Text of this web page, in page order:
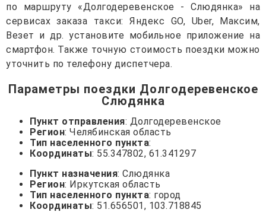
по маршруту «Долгодеревенское - Слюдянка» на
сервисах заказа такси: Яндекс GO, Uber, Максим,
Везет и др. установите мобильное приложение на
смартфон. Также точную стоимость поездки можно
уточнить по телефону диспетчера.
Параметры поездки Долгодеревенское
Слюдянка
Пункт отправления: Долгодеревенское
Регион: Челябинская область
Тип населенного пункта:
Координаты: 55.347802, 61.341297
Пункт назначения: Слюдянка
Регион: Иркутская область
Тип населенного пункта: город
Координаты: 51.656501, 103.718845